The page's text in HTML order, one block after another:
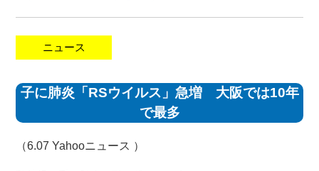
ニュース
子に肺炎「RSウイルス」急増 大阪では10年
で最多
（6.07 Yahooニュース ）